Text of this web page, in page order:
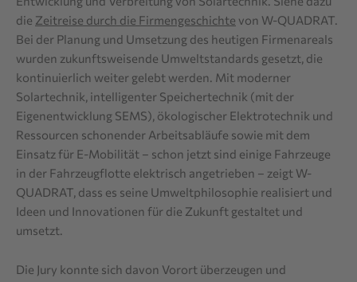
die Zeitreise durch die Firmengeschichte von W-QUADRAT.
Bei der Planung und Umsetzung des heutigen Firmenareals
wurden zukunftsweisende Umweltstandards gesetzt, die
kontinuierlich weiter gelebt werden. Mit moderner
Solartechnik, intelligenter Speichertechnik (mit der
Eigenentwicklung SEMS), ökologischer Elektrotechnik und
Ressourcen schonender Arbeitsabläufe sowie mit dem
Einsatz für E-Mobilität – schon jetzt sind einige Fahrzeuge
in der Fahrzeugflotte elektrisch angetrieben – zeigt W-
QUADRAT, dass es seine Umweltphilosophie realisiert und
Ideen und Innovationen für die Zukunft gestaltet und
umsetzt.
Die Jury konnte sich davon Vorort überzeugen und